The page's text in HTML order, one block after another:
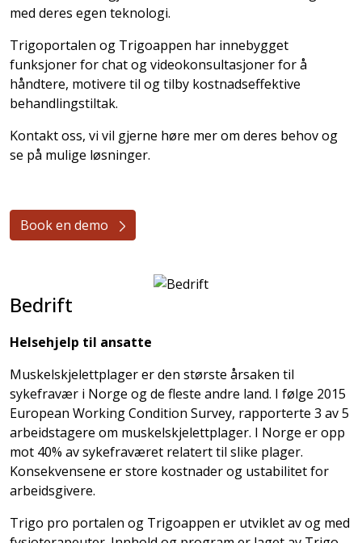
med deres egen teknologi.
Trigoportalen og Trigoappen har innebygget
funksjoner for chat og videokonsultasjoner for å
håndtere, motivere til og tilby kostnadseffektive
behandlingstiltak.
Kontakt oss, vi vil gjerne høre mer om deres behov og
se på mulige løsninger.
Book en demo
Bedrift
Helsehjelp til ansatte
Muskelskjelettplager er den største årsaken til
sykefravær i Norge og de fleste andre land. I følge 2015
European Working Condition Survey, rapporterte 3 av 5
arbeidstagere om muskelskjelettplager. I Norge er opp
mot 40% av sykefraværet relatert til slike plager.
Konsekvensene er store kostnader og ustabilitet for
arbeidsgivere.
Trigo pro portalen og Trigoappen er utviklet av og med